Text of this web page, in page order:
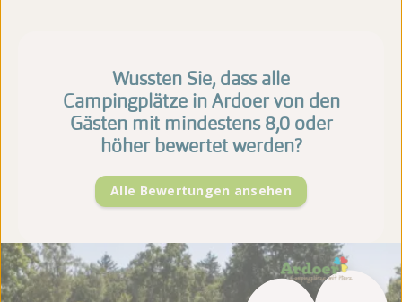
Wussten Sie, dass alle
Campingplätze in Ardoer von den
Gästen mit mindestens 8,0 oder
höher bewertet werden?
Alle Bewertungen ansehen